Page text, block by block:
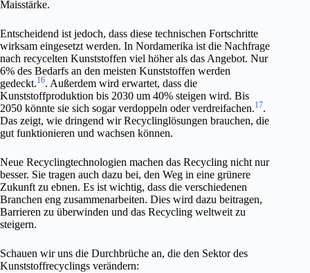
Maisstärke.
Entscheidend ist jedoch, dass diese technischen Fortschritte
wirksam eingesetzt werden. In Nordamerika ist die Nachfrage
nach recycelten Kunststoffen viel höher als das Angebot. Nur
6% des Bedarfs an den meisten Kunststoffen werden
gedeckt.16. Außerdem wird erwartet, dass die
Kunststoffproduktion bis 2030 um 40% steigen wird. Bis
2050 könnte sie sich sogar verdoppeln oder verdreifachen.17.
Das zeigt, wie dringend wir Recyclinglösungen brauchen, die
gut funktionieren und wachsen können.
Neue Recyclingtechnologien machen das Recycling nicht nur
besser. Sie tragen auch dazu bei, den Weg in eine grünere
Zukunft zu ebnen. Es ist wichtig, dass die verschiedenen
Branchen eng zusammenarbeiten. Dies wird dazu beitragen,
Barrieren zu überwinden und das Recycling weltweit zu
steigern.
Schauen wir uns die Durchbrüche an, die den Sektor des
Kunststoffrecyclings verändern: